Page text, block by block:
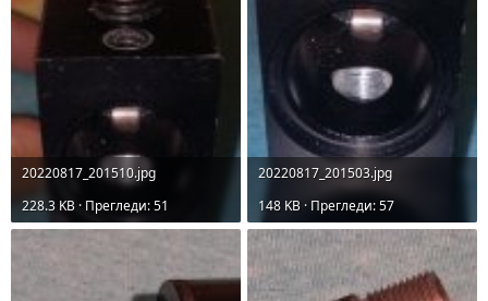
20220817_201510.jpg
228.3 KB · Прегледи: 51
20220817_201503.jpg
148 KB · Прегледи: 57